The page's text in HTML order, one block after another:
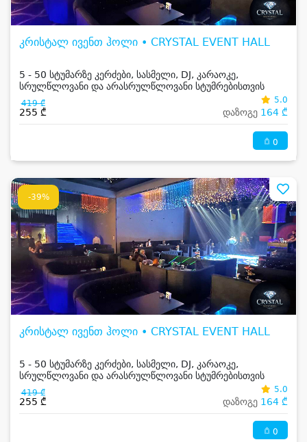
კრისტალ ივენთ ჰოლი • CRYSTAL EVENT HALL
5 - 50 სტუმარზე კერძები, სასმელი, DJ, კარაოკე,
სრულწლოვანი და არასრულწლოვანი სტუმრებისთვის
419 ₾
255 ₾
5.0
დაზოგე 164 ₾
0
-39%
კრისტალ ივენთ ჰოლი • CRYSTAL EVENT HALL
5 - 50 სტუმარზე კერძები, სასმელი, DJ, კარაოკე,
სრულწლოვანი და არასრულწლოვანი სტუმრებისთვის
419 ₾
255 ₾
5.0
დაზოგე 164 ₾
0